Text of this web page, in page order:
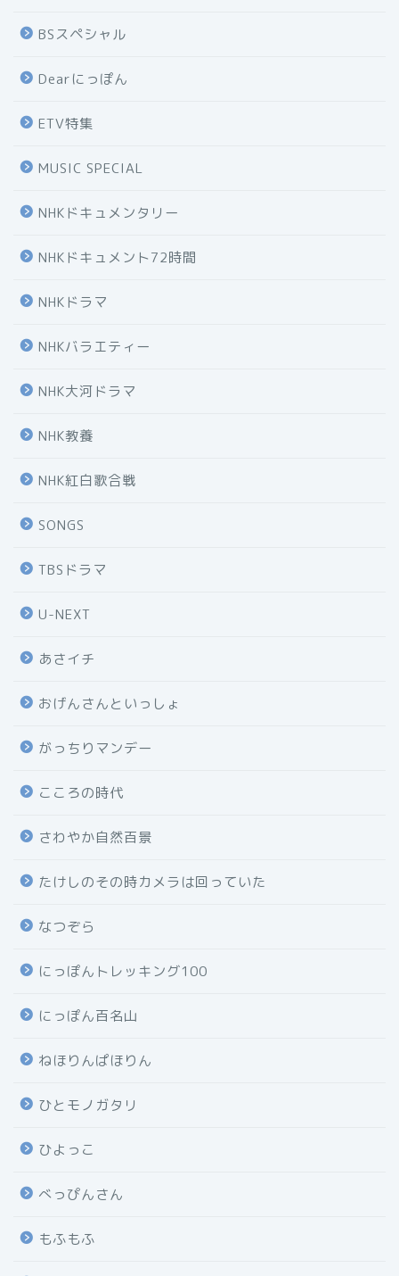
BSスペシャル
Dearにっぽん
ETV特集
MUSIC SPECIAL
NHKドキュメンタリー
NHKドキュメント72時間
NHKドラマ
NHKバラエティー
NHK大河ドラマ
NHK教養
NHK紅白歌合戦
SONGS
TBSドラマ
U-NEXT
あさイチ
おげんさんといっしょ
がっちりマンデー
こころの時代
さわやか自然百景
たけしのその時カメラは回っていた
なつぞら
にっぽんトレッキング100
にっぽん百名山
ねほりんぱほりん
ひとモノガタリ
ひよっこ
べっぴんさん
もふもふ